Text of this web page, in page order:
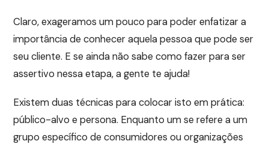
Claro, exageramos um pouco para poder enfatizar a
importância de conhecer aquela pessoa que pode ser
seu cliente. E se ainda não sabe como fazer para ser
assertivo nessa etapa, a gente te ajuda!
Existem duas técnicas para colocar isto em prática:
público-alvo e persona. Enquanto um se refere a um
grupo específico de consumidores ou organizações